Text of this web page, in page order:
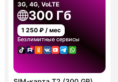
3G, 4G, VoLTE
300 Гб
1 250 ₽ / мес
Безлимитные сервисы